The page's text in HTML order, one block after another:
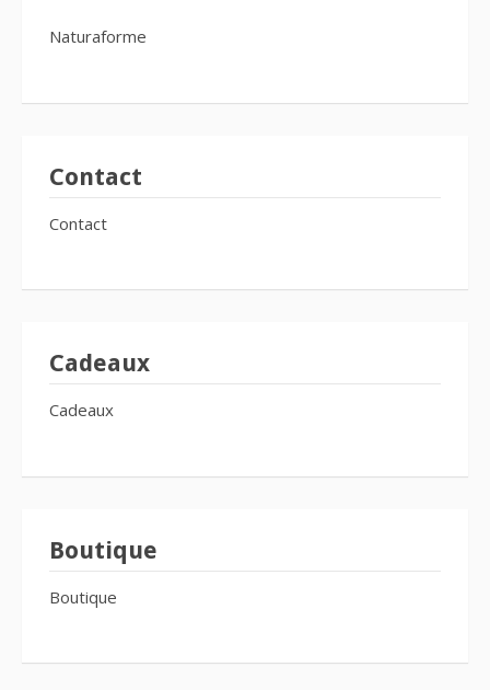
Naturaforme
Contact
Contact
Cadeaux
Cadeaux
Boutique
Boutique